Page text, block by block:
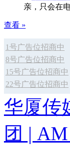
亲，只会在
查看 »
1号广告位招商中
8号广告位招商中
15号广告位招商中
22号广告位招商中
华厦传
团 |